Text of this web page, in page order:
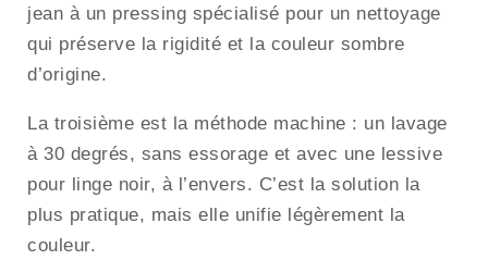
jean à un pressing spécialisé pour un nettoyage
qui préserve la rigidité et la couleur sombre
d’origine.
La troisième est la méthode machine : un lavage
à 30 degrés, sans essorage et avec une lessive
pour linge noir, à l’envers. C’est la solution la
plus pratique, mais elle unifie légèrement la
couleur.